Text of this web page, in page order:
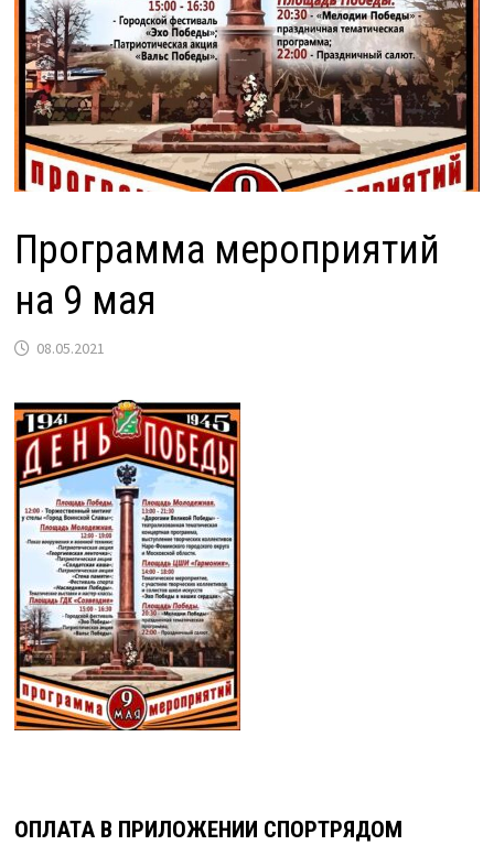
Программа мероприятий
на 9 мая
08.05.2021
ОПЛАТА В ПРИЛОЖЕНИИ СПОРТРЯДОМ